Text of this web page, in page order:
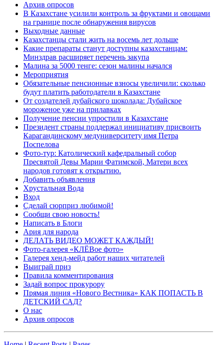
Архив опросов
В Казахстане усилили контроль за фруктами и овощами
на границе после обнаружения вирусов
Выходные данные
Казахстанцы стали жить на восемь лет дольше
Какие препараты станут доступны казахстанцам:
Минздрав расширяет перечень закупа
Малина за 5000 тенге: сезон малины начался
Мероприятия
Обязательные пенсионные взносы увеличили: сколько
будут платить работодатели в Казахстане
От создателей дубайского шоколада: Дубайское
мороженое уже на прилавках
Получение пенсии упростили в Казахстане
Президент страны поддержал инициативу присвоить
Карагандинскому медуниверситету имя Петра
Поспелова
Фото-тур: Католический кафедральный собор
Пресвятой Девы Марии Фатимской, Матери всех
народов готовят к открытию.
Добавить объявления
Хрустальная Вода
Вход
Сделай сюрприз любимой!
Сообщи свою новость!
Написать в Блоги
Ария для народа
ДЕЛАТЬ ВИДЕО МОЖЕТ КАЖДЫЙ!
Фото-галерея «КЛЁВое фото»
Галерея хенд-мейд работ наших читателей
Выиграй приз
Правила комментирования
Задай вопрос прокурору
Прямая линия «Нового Вестника» КАК ПОПАСТЬ В
ДЕТСКИЙ САД?
О нас
Архив опросов